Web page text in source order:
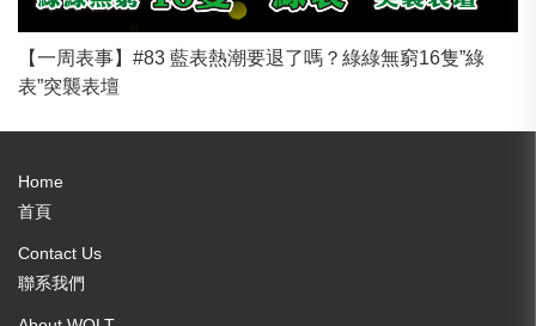
【一周表事】#83 藍表熱潮要退了嗎？綠綠無窮16隻”綠
表”突襲表壇
Home
首頁
Contact Us
聯系我們